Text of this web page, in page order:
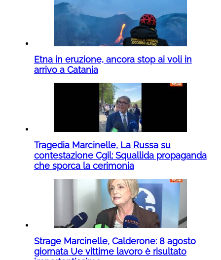
Etna in eruzione, ancora stop ai voli in
arrivo a Catania
Tragedia Marcinelle, La Russa su
contestazione Cgil: Squallida propaganda
che sporca la cerimonia
Strage Marcinelle, Calderone: 8 agosto
giornata Ue vittime lavoro è risultato